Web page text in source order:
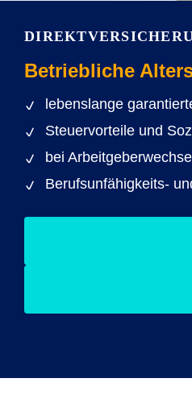
Betriebliche
lebenslange
Steuervorteile und
bei
Berufsunfähigkeits-